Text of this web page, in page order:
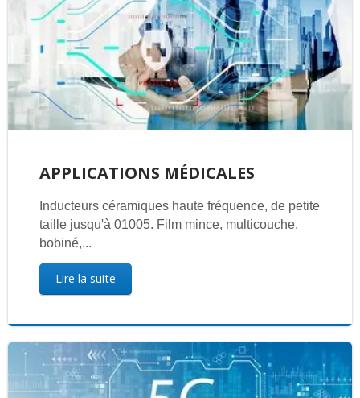
APPLICATIONS MÉDICALES
Inducteurs céramiques haute fréquence, de petite
taille jusqu'à 01005. Film mince, multicouche,
bobiné,...
Lire la suite